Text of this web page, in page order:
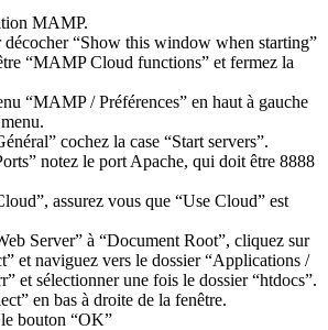
MAMP.
décocher “Show this window when starting”
“MAMP Cloud functions” et fermez la
“MAMP / Préférences” en haut à gauche
cochez la case “Start servers”.
notez le port Apache, qui doit être 8888
assurez vous que “Use Cloud” est
Server” à “Document Root”, cliquez sur
et naviguez vers le dossier “Applications /
et sélectionner une fois le dossier “htdocs”.
en bas à droite de la fenêtre.
bouton “OK”